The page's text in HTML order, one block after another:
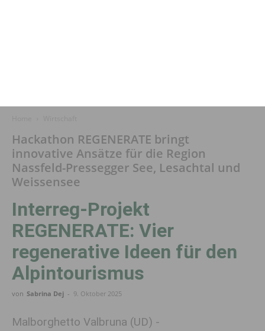
Hackathon REGENERATE bringt
innovative Ansätze für die Region
Nassfeld-Pressegger See, Lesachtal und
Weissensee
Interreg-Projekt
REGENERATE: Vier
regenerative Ideen für den
Alpintourismus
von Sabrina Dej - 9. Oktober 2025
Malborghetto Valbruna (UD) -